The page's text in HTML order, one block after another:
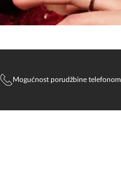
Mogućnost porudžbine telefonom